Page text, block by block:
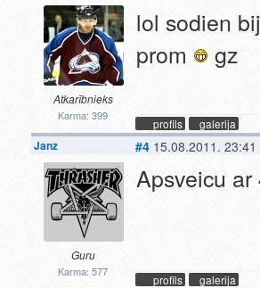
Atkarībnieks
Karma: 399
lol sodien
prom
gz
profils galerija
Janz
Guru
Karma: 577
#4 15.08.2011. 23:41
Apsveicu
profils galerija